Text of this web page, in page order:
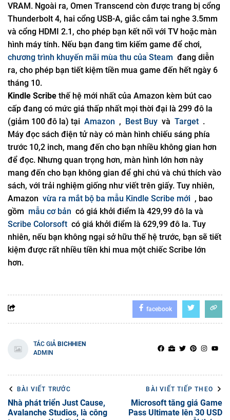
VRAM. Ngoài ra, Omen Transcend còn được trang bị cổng
Thunderbolt 4, hai cổng USB-A, giắc cắm tai nghe 3.5mm
và cổng HDMI 2.1, cho phép bạn kết nối với TV hoặc màn
hình máy tính. Nếu bạn đang tìm kiếm game để chơi,
chương trình khuyến mãi mùa thu của Steam đang diễn
ra, cho phép bạn tiết kiệm tiền mua game đến hết ngày 6
tháng 10.
Kindle Scribe thế hệ mới nhất của Amazon kèm bút cao
cấp đang có mức giá thấp nhất mọi thời đại là 299 đô la
(giảm 100 đô la) tại Amazon , Best Buy và Target .
Máy đọc sách điện tử này có màn hình chiếu sáng phía
trước 10,2 inch, mang đến cho bạn nhiều không gian hơn
để đọc. Nhưng quan trọng hơn, màn hình lớn hơn này
mang đến cho bạn không gian để ghi chú và chú thích vào
sách, với trải nghiệm giống như viết trên giấy. Tuy nhiên,
Amazon vừa ra mắt bộ ba mẫu Kindle Scribe mới , bao
gồm mẫu cơ bản có giá khởi điểm là 429,99 đô la và
Scribe Colorsoft có giá khởi điểm là 629,99 đô la. Tuy
nhiên, nếu bạn không ngại sở hữu thế hệ trước, bạn sẽ tiết
kiệm được rất nhiều tiền khi mua một chiếc Scribe lớn
hơn.
facebook
TÁC GIẢ BICHHIEN
ADMIN
BÀI VIẾT TRƯỚC
Nhà phát triển Just Cause,
Avalanche Studios, là công
BÀI VIẾT TIẾP THEO
Microsoft tăng giá Game
Pass Ultimate lên 30 USD